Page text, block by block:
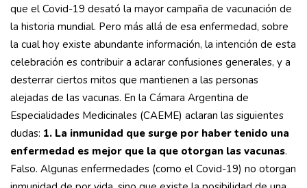
que el Covid-19 desató la mayor campaña de vacunación de
la historia mundial. Pero más allá de esa enfermedad, sobre
la cual hoy existe abundante información, la intención de esta
celebración es contribuir a aclarar confusiones generales, y a
desterrar ciertos mitos que mantienen a las personas
alejadas de las vacunas. En la Cámara Argentina de
Especialidades Medicinales (CAEME) aclaran las siguientes
dudas: 1. La inmunidad que surge por haber tenido una
enfermedad es mejor que la que otorgan las vacunas.
Falso. Algunas enfermedades (como el Covid-19) no otorgan